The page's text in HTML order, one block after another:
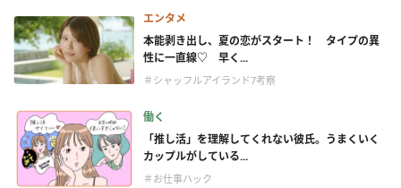
エンタメ
本能剥き出し、夏の恋がスタート！ タイプの異
性に一直線♡ 早く...
＃シャッフルアイランド7考察
働く
「推し活」を理解してくれない彼氏。うまくいく
カップルがしている...
＃お仕事ハック